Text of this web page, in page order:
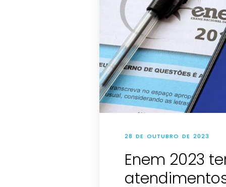
28 DE OUTUBRO DE 2023
Enem 2023